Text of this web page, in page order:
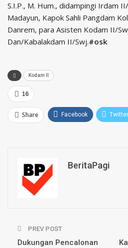
S.I.P., M. Hum., didampingi Irdam
Madayun, Kapok Sahli Pangdam
Danrem, para Asisten Kodam II/
Dan/Kabalakdam II/Swj.#osk
Kodam II
16
Share Facebook Twitter
BeritaPagi
PREV POST
Dukungan Pencalonan